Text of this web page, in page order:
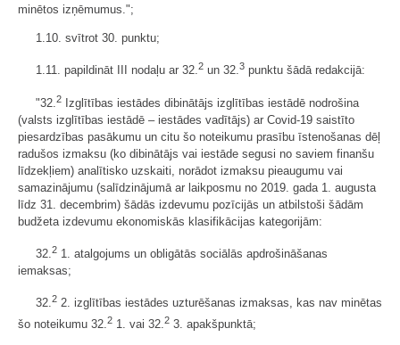
minētos izņēmumus.";
1.10. svītrot 30. punktu;
1.11. papildināt III nodaļu ar 32.2 un 32.3 punktu šādā redakcijā:
"32. 2
Izglītības iestādes dibinātājs izglītības iestādē nodrošina
(valsts izglītības iestādē – iestādes vadītājs) ar Covid-19 saistīto
piesardzības pasākumu un citu šo noteikumu prasību īstenošanas dēļ
radušos izmaksu (ko dibinātājs vai iestāde segusi no saviem finanšu
līdzekļiem) analītisko uzskaiti, norādot izmaksu pieaugumu vai
samazinājumu (salīdzinājumā ar laikposmu no 2019. gada 1. augusta
līdz 31. decembrim) šādās izdevumu pozīcijās un atbilstoši šādām
budžeta izdevumu ekonomiskās klasifikācijas kategorijām:
32.2 1. atalgojums un obligātās sociālās apdrošināšanas
iemaksas;
32.2 2. izglītības iestādes uzturēšanas izmaksas, kas nav minētas
šo noteikumu 32. 2 1. vai 32. 2 3. apakšpunktā;